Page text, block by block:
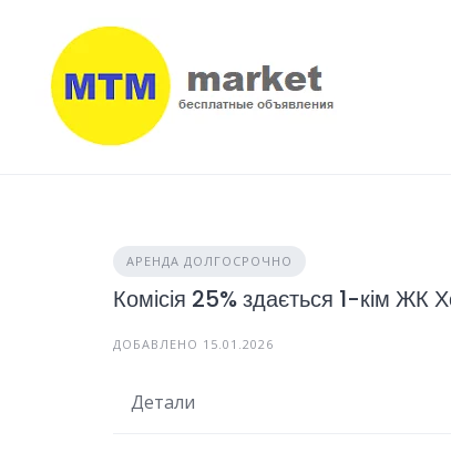
content
АРЕНДА ДОЛГОСРОЧНО
Комісія 25% здається 1-кім ЖК
ДОБАВЛЕНО 15.01.2026
Детали